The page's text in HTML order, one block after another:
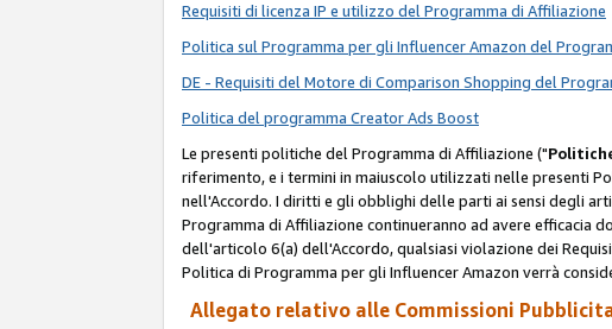
Requisiti di licenza IP e utilizzo del Programma di Affiliazione
Politica sul Programma per gli Influencer Amazon del
DE - Requisiti del Motore di Comparison Shopping del
Politica del programma Creator Ads Boost
Le presenti politiche del Programma di Affiliazione ("
riferimento, e i termini in maiuscolo utilizzati nelle presenti
nell'Accordo. I diritti e gli obblighi delle parti ai sensi degli
Programma di Affiliazione continueranno ad avere efficacia
dell'articolo 6(a) dell'Accordo, qualsiasi violazione dei
Politica di Programma per gli Influencer Amazon verrà
Allegato relativo alle Commissioni